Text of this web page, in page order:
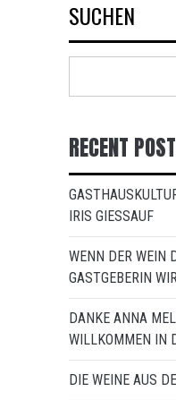
SUCHEN
RECENT
IRIS GIESSAUF
WENN DER WEIN
GASTGEBERIN
DANKE ANNA
WILLKOMMEN IN
DIE WEINE AUS